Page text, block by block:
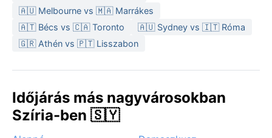
🇦🇺 Melbourne vs 🇲🇦 Marrákes
🇦🇹 Bécs vs 🇨🇦 Toronto
🇦🇺 Sydney vs 🇮🇹 Róma
🇬🇷 Athén vs 🇵🇹 Lisszabon
Időjárás más nagyvárosokban
Szíria-ben 🇸🇾